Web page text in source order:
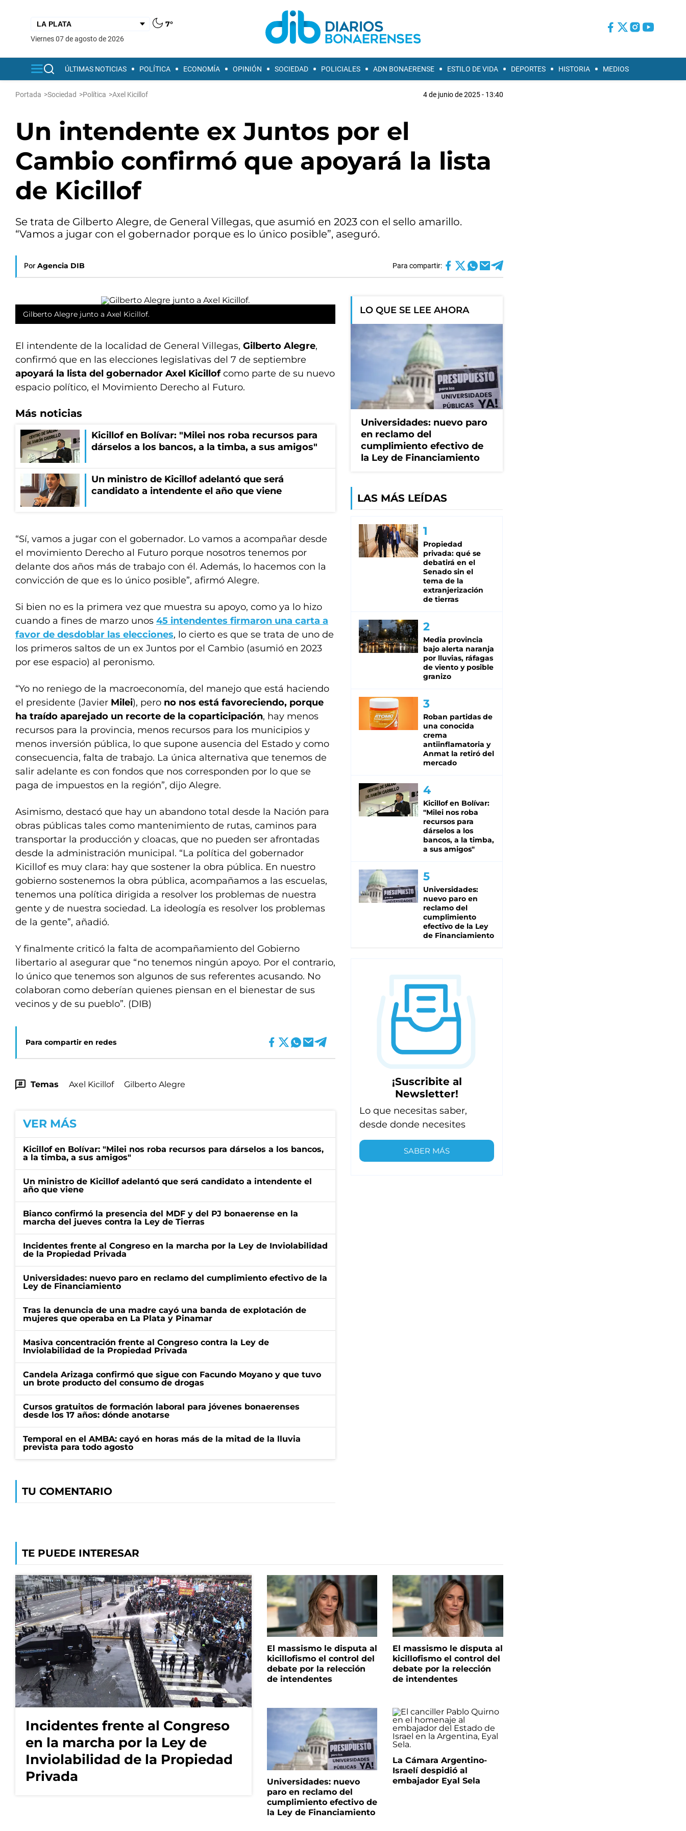
7°
viernes 07 de agosto de 2026
ÚLTIMAS NOTICIAS POLÍTICA ECONOMÍA OPINIÓN SOCIEDAD POLICIALES ADN BONAERENSE ESTILO DE VIDA DEPORTES HISTORIA MEDIOS
Portada >Sociedad >Política >Axel Kicillof 4 de junio de 2025 - 13:40
Un intendente ex Juntos por el
Cambio confirmó que apoyará la lista
de Kicillof
Se trata de Gilberto Alegre, de General Villegas, que asumió en 2023 con el sello amarillo.
“Vamos a jugar con el gobernador porque es lo único posible”, aseguró.
Por Agencia DIB Para compartir:
Gilberto Alegre junto a Axel Kicillof.
El intendente de la localidad de General Villegas, Gilberto Alegre,
confirmó que en las elecciones legislativas del 7 de septiembre
apoyará la lista del gobernador Axel Kicillofcomo parte de su nuevo
espacio político, el Movimiento Derecho al Futuro.
Más noticias
Kicillof en Bolívar: "Milei nos roba recursos para
dárselos a los bancos, a la timba, a sus amigos"
Un ministro de Kicillof adelantó que será
candidato a intendente el año que viene
“Sí, vamos a jugar con el gobernador. Lo vamos a acompañar desde
el movimiento Derecho al Futuro porque nosotros tenemos por
delante dos años más de trabajo con él. Además, lo hacemos con la
convicción de que es lo único posible”, afirmó Alegre.
Si bien no es la primera vez que muestra su apoyo, como ya lo hizo
cuando a fines de marzo unos 45 intendentes firmaron una carta a
favor de desdoblar las elecciones, lo cierto es que se trata de uno de
los primeros saltos de un ex Juntos por el Cambio (asumió en 2023
por ese espacio) al peronismo.
“Yo no reniego de la macroeconomía, del manejo que está haciendo
el presidente (Javier Milei), pero no nos está favoreciendo, porque
ha traído aparejado un recorte de la coparticipación, hay menos
recursos para la provincia, menos recursos para los municipios y
menos inversión pública, lo que supone ausencia del Estado y como
consecuencia, falta de trabajo. La única alternativa que tenemos de
salir adelante es con fondos que nos corresponden por lo que se
paga de impuestos en la región”, dijo Alegre.
Asimismo, destacó que hay un abandono total desde la Nación para
obras públicas tales como mantenimiento de rutas, caminos para
transportar la producción y cloacas, que no pueden ser afrontadas
desde la administración municipal. “La política del gobernador
Kicillof es muy clara: hay que sostener la obra pública. En nuestro
gobierno sostenemos la obra pública, acompañamos a las escuelas,
tenemos una política dirigida a resolver los problemas de nuestra
gente y de nuestra sociedad. La ideología es resolver los problemas
de la gente”, añadió.
Y finalmente criticó la falta de acompañamiento del Gobierno
libertario al asegurar que “no tenemos ningún apoyo. Por el contrario,
lo único que tenemos son algunos de sus referentes acusando. No
colaboran como deberían quienes piensan en el bienestar de sus
vecinos y de su pueblo”. (DIB)
Para compartir en redes
Temas Axel Kicillof Gilberto Alegre
VER MÁS
Kicillof en Bolívar: "Milei nos roba recursos para dárselos a los bancos,
a la timba, a sus amigos"
Un ministro de Kicillof adelantó que será candidato a intendente el
año que viene
Bianco confirmó la presencia del MDF y del PJ bonaerense en la
marcha del jueves contra la Ley de Tierras
Incidentes frente al Congreso en la marcha por la Ley de Inviolabilidad
de la Propiedad Privada
Universidades: nuevo paro en reclamo del cumplimiento efectivo de la
Ley de Financiamiento
Tras la denuncia de una madre cayó una banda de explotación de
mujeres que operaba en La Plata y Pinamar
Masiva concentración frente al Congreso contra la Ley de
Inviolabilidad de la Propiedad Privada
Candela Arizaga confirmó que sigue con Facundo Moyano y que tuvo
un brote producto del consumo de drogas
Cursos gratuitos de formación laboral para jóvenes bonaerenses
desde los 17 años: dónde anotarse
Temporal en el AMBA: cayó en horas más de la mitad de la lluvia
prevista para todo agosto
TU COMENTARIO
LO QUE SE LEE AHORA
Universidades: nuevo paro
en reclamo del
cumplimiento efectivo de
la Ley de Financiamiento
LAS MÁS LEÍDAS
Propiedad
privada: qué se
debatirá en el
Senado sin el
tema de la
extranjerización
de tierras
Media provincia
bajo alerta naranja
por lluvias, ráfagas
de viento y posible
granizo
Roban partidas de
una conocida
crema
antiinflamatoria y
Anmat la retiró del
mercado
Kicillof en Bolívar:
"Milei nos roba
recursos para
dárselos a los
bancos, a la timba,
a sus amigos"
Universidades:
nuevo paro en
reclamo del
cumplimiento
efectivo de la Ley
de Financiamiento
¡Suscribite al
Newsletter!
Lo que necesitas saber,
desde donde necesites
SABER MÁS
TE PUEDE INTERESAR
Incidentes frente al Congreso
en la marcha por la Ley de
Inviolabilidad de la Propiedad
Privada
El massismo le disputa al
kicillofismo el control del
debate por la relección
de intendentes
El massismo le disputa al
kicillofismo el control del
debate por la relección
de intendentes
Universidades: nuevo
paro en reclamo del
cumplimiento efectivo de
la Ley de Financiamiento
La Cámara Argentino-
Israelí despidió al
embajador Eyal Sela